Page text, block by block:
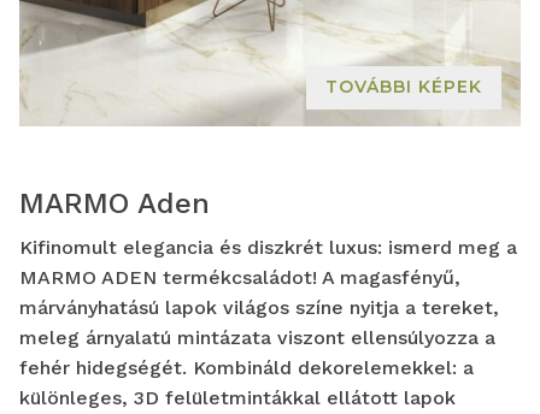
TOVÁBBI KÉPEK
MARMO Aden
Kifinomult elegancia és diszkrét luxus: ismerd meg a
MARMO ADEN termékcsaládot! A magasfényű,
márványhatású lapok világos színe nyitja a tereket,
meleg árnyalatú mintázata viszont ellensúlyozza a
fehér hidegségét. Kombináld dekorelemekkel: a
különleges, 3D felületmintákkal ellátott lapok